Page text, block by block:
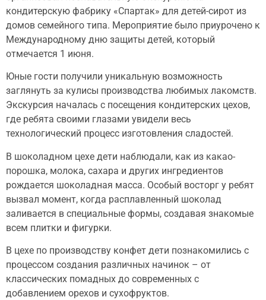
кондитерскую фабрику «Спартак» для детей-сирот из
домов семейного типа. Мероприятие было приурочено к
Международному дню защиты детей, который
отмечается 1 июня.
Юные гости получили уникальную возможность
заглянуть за кулисы производства любимых лакомств.
Экскурсия началась с посещения кондитерских цехов,
где ребята своими глазами увидели весь
технологический процесс изготовления сладостей.
В шоколадном цехе дети наблюдали, как из какао-
порошка, молока, сахара и других ингредиентов
рождается шоколадная масса. Особый восторг у ребят
вызвал момент, когда расплавленный шоколад
заливается в специальные формы, создавая знакомые
всем плитки и фигурки.
В цехе по производству конфет дети познакомились с
процессом создания различных начинок – от
классических помадных до современных с
добавлением орехов и сухофруктов.